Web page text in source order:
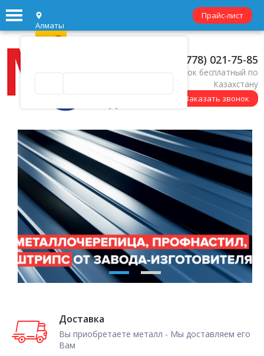
Алматы
Прайс-лист
+7 (778) 021-75-85
Звонок бесплатный по
Казахстану
Заказать звонок
Доставка
Вы приобретаете металл - Мы доставляем его
Вам